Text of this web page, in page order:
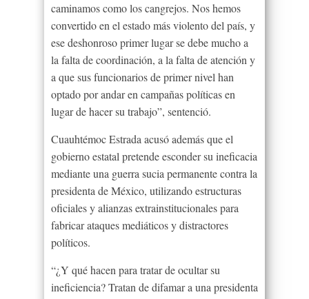
caminamos como los cangrejos. Nos hemos
convertido en el estado más violento del país, y
ese deshonroso primer lugar se debe mucho a
la falta de coordinación, a la falta de atención y
a que sus funcionarios de primer nivel han
optado por andar en campañas políticas en
lugar de hacer su trabajo”, sentenció.
Cuauhtémoc Estrada acusó además que el
gobierno estatal pretende esconder su ineficacia
mediante una guerra sucia permanente contra la
presidenta de México, utilizando estructuras
oficiales y alianzas extrainstitucionales para
fabricar ataques mediáticos y distractores
políticos.
“¿Y qué hacen para tratar de ocultar su
ineficiencia? Tratan de difamar a una presidenta